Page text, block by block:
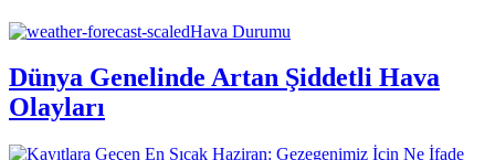
Hava Durumu
Dünya Genelinde Artan Şiddetli Hava
Olayları